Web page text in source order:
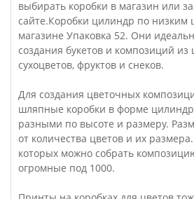
выбирать коробки в магазин или
сайте.Коробки цилиндр по низким
магазине Упаковка 52. Они
создания букетов и композиций из
сухоцветов, фруктов и снеков.
Для создания цветочных
шляпные коробки в форме
разными по высоте и размеру.
от количества цветов и их
которых можно собрать
огромные под 1000.